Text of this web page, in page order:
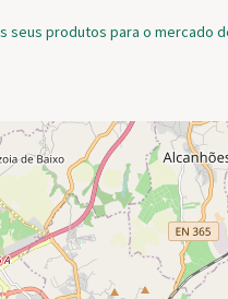
seus produtos para o mercado